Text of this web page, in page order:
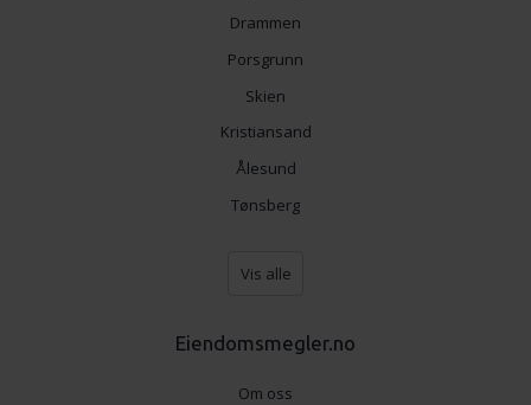
Drammen
Porsgrunn
Skien
Kristiansand
Ålesund
Tønsberg
Vis alle
Eiendomsmegler.no
Om oss